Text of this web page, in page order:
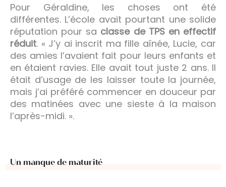
Pour Géraldine, les choses ont été
différentes. L’école avait pourtant une solide
réputation pour sa classe de TPS en effectif
réduit. « J’y ai inscrit ma fille aînée, Lucie, car
des amies l’avaient fait pour leurs enfants et
en étaient ravies. Elle avait tout juste 2 ans. Il
était d’usage de les laisser toute la journée,
mais j’ai préféré commencer en douceur par
des matinées avec une sieste à la maison
l’après-midi. ».
Un manque de maturité